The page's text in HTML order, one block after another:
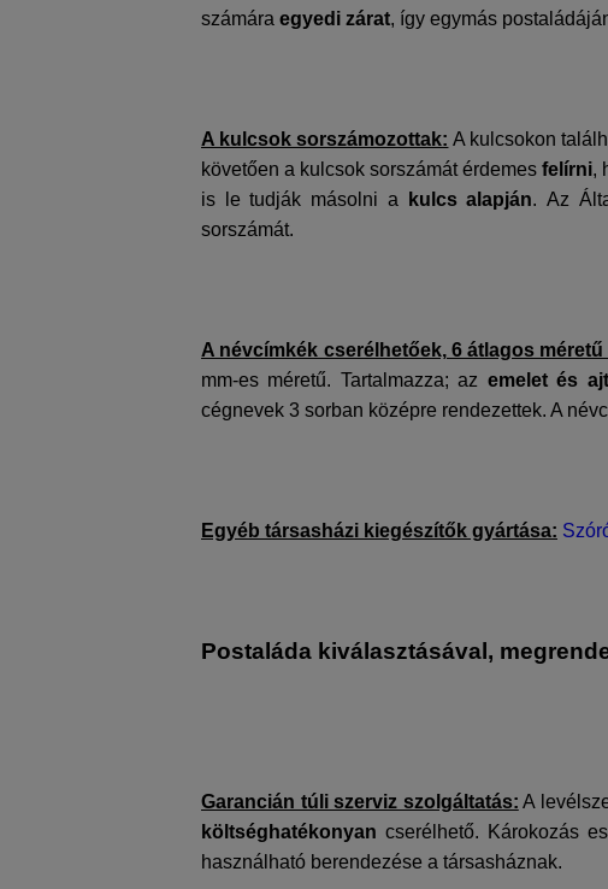
számára egyedi zárat, így egymás
A kulcsok sorszámozottak: A kulcsokon
követően a kulcsok sorszámát érdemes felírni,
is le tudják másolni a
kulcs alapján. Az
sorszámát.
A névcímkék cserélhetőek, 6 átlagos méretű
mm-es méretű. Tartalmazza; az emelet és
cégnevek 3 sorban középre rendezettek. A
Egyéb társasházi kiegészítők gyártása:
Postaláda kiválasztásával,
Garancián túli szerviz szolgáltatás: A
költséghatékonyan cserélhető. Károkozás
használható berendezése a társasháznak.